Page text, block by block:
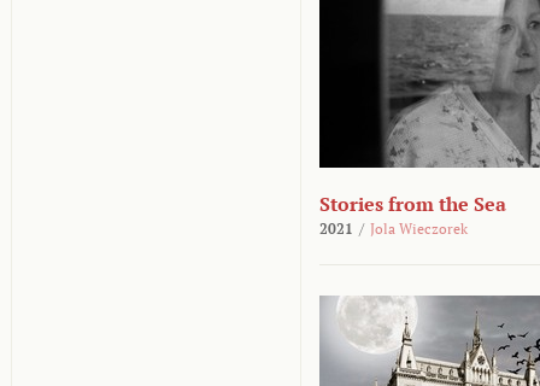
Stories from the Sea
2021 / Jola Wieczorek